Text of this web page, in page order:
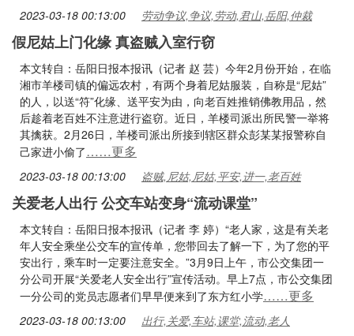
2023-03-18 00:13:00 劳动争议,争议,劳动,君山,岳阳,仲裁
假尼姑上门化缘 真盗贼入室行窃
本文转自：岳阳日报本报讯（记者 赵 芸）今年2月份开始，在临
湘市羊楼司镇的偏远农村，有两个身着尼姑服装，自称是“尼姑”
的人，以送“符”化缘、送平安为由，向老百姓推销佛教用品，然
后趁着老百姓不注意进行盗窃。近日，羊楼司派出所民警一举将
其擒获。2月26日，羊楼司派出所接到辖区群众彭某某报警称自
己家进小偷了……更多
2023-03-18 00:13:00 盗贼,尼姑,尼姑,平安,进一,老百姓
关爱老人出行 公交车站变身“流动课堂”
本文转自：岳阳日报本报讯（记者 李 婷）“老人家，这是有关老
年人安全乘坐公交车的宣传单，您带回去了解一下，为了您的平
安出行，乘车时一定要注意安全。”3月9日上午，市公交集团一
分公司开展“关爱老人安全出行”宣传活动。早上7点，市公交集团
一分公司的党员志愿者们早早便来到了东方红小学……更多
2023-03-18 00:13:00 出行,关爱,车站,课堂,流动,老人